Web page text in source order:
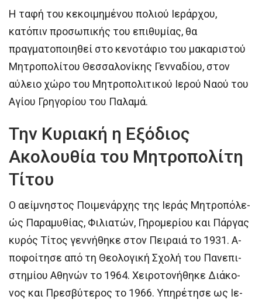
Η ταφή του κεκοιμημένου πολιού Ιεράρχου,
κατόπιν προσωπικής του επιθυμίας, θα
πραγματοποιηθεί στο κενοτάφιο του μακαριστού
Μητροπολίτου Θεσσαλονίκης Γενναδίου, στον
αύλειο χώρο του Μητροπολιτικού Ιερού Ναού του
Αγίου Γρηγορίου του Παλαμά.
Την Κυριακή η Εξόδιος
Ακολουθία του Μητροπολίτη
Τίτου
Ο α­εί­μνη­στος Ποι­με­νάρ­χης της Ι­ε­ράς Μη­τρο­πό­λε­
ώς Παραμυθίας, Φιλιατών, Γηρομερίου και Πάργας
κυ­ρός Τί­τος γεν­νή­θη­κε στον Πει­ραι­ά το 1931. Α­
πο­φοί­τη­σε α­πό τη Θε­ο­λο­γι­κή Σχο­λή του Πα­νε­πι­
στη­μί­ου Α­θη­νών το 1964. Χει­ρο­το­νή­θη­κε Δι­ά­κο­
νος και Πρε­σβύ­τε­ρος το 1966. Υ­πη­ρέ­τη­σε ως Ι­ε­